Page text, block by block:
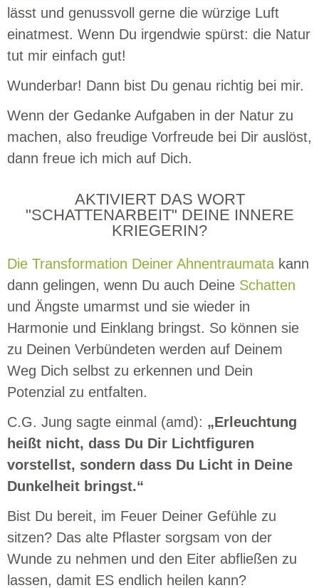
lässt und genussvoll gerne die würzige Luft
einatmest. Wenn Du irgendwie spürst: die Natur
tut mir einfach gut!
Wunderbar! Dann bist Du genau richtig bei mir.
Wenn der Gedanke Aufgaben in der Natur zu
machen, also freudige Vorfreude bei Dir auslöst,
dann freue ich mich auf Dich.
AKTIVIERT DAS WORT
"SCHATTENARBEIT" DEINE INNERE
KRIEGERIN?
Die Transformation Deiner Ahnentraumata kann
dann gelingen, wenn Du auch Deine Schatten
und Ängste umarmst und sie wieder in
Harmonie und Einklang bringst. So können sie
zu Deinen Verbündeten werden auf Deinem
Weg Dich selbst zu erkennen und Dein
Potenzial zu entfalten.
C.G. Jung sagte einmal (amd): „Erleuchtung
heißt nicht, dass Du Dir Lichtfiguren
vorstellst, sondern dass Du Licht in Deine
Dunkelheit bringst.“
Bist Du bereit, im Feuer Deiner Gefühle zu
sitzen? Das alte Pflaster sorgsam von der
Wunde zu nehmen und den Eiter abfließen zu
lassen, damit ES endlich heilen kann?